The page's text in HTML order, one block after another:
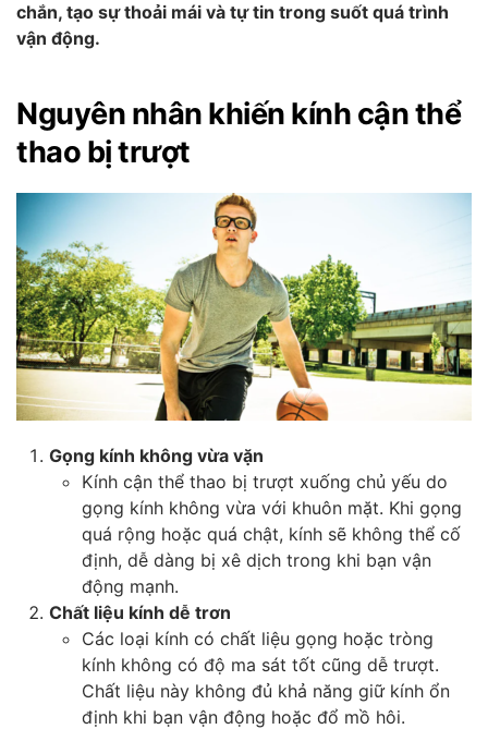
chắn, tạo sự thoải mái và tự tin trong suốt quá trình
vận động.
Nguyên nhân khiến kính cận thể
thao bị trượt
Gọng kính không vừa vặn
Kính cận thể thao bị trượt xuống chủ yếu do
gọng kính không vừa với khuôn mặt. Khi gọng
quá rộng hoặc quá chật, kính sẽ không thể cố
định, dễ dàng bị xê dịch trong khi bạn vận
động mạnh.
Chất liệu kính dễ trơn
Các loại kính có chất liệu gọng hoặc tròng
kính không có độ ma sát tốt cũng dễ trượt.
Chất liệu này không đủ khả năng giữ kính ổn
định khi bạn vận động hoặc đổ mồ hôi.